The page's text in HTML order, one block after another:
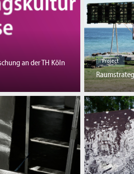
an der TH Köln
Project